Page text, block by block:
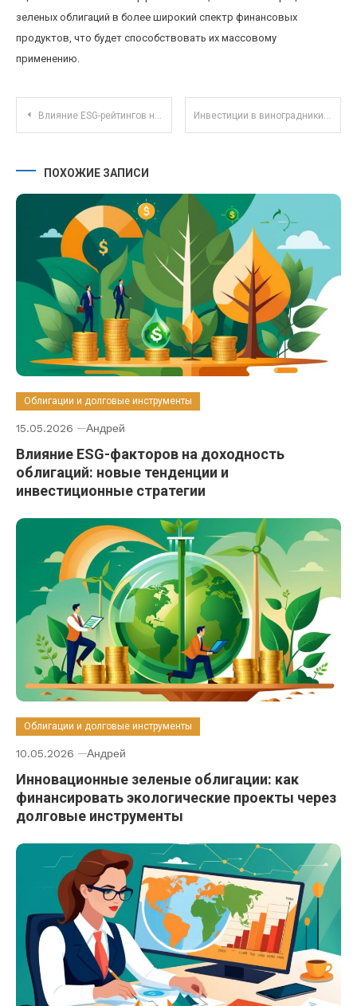
зеленых облигаций в более широкий спектр финансовых
продуктов, что будет способствовать их массовому
применению.
Навигация по записям
Влияние ESG-рейтингов на рыночную цену корпоративных облигаций: реальные тренды и перспективы Инвестиции в виноградники и винодельческие активы: перспективы и риски
ПОХОЖИЕ ЗАПИСИ
Облигации и долговые инструменты
15.05.2026 Андрей
Влияние ESG-факторов на доходность
облигаций: новые тенденции и
инвестиционные стратегии
Облигации и долговые инструменты
10.05.2026 Андрей
Инновационные зеленые облигации: как
финансировать экологические проекты через
долговые инструменты